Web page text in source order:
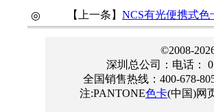
◎ 【上一条】 NCS有光便携式色
©2008-
深圳总公司：电话：
全国销售热线：400-678-
注:PANTONE色卡(中国)网